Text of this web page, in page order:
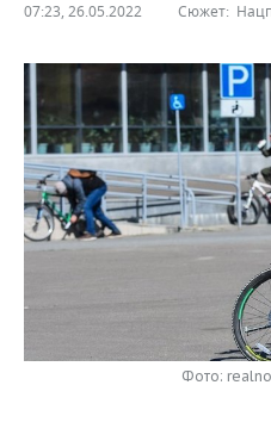
КОРОЛИ ГОСЗАКАЗА ПФО
ВУЗЫ ТАТАРСТАНА
КОМУ ПРИНАДЛЕЖАТ
ТОРГОВЫЕ ЦЕНТРЫ
ТАТАРСТАНА
ФИНАНСЫ
БАНКИ
БЮДЖЕТ
НОВОСТИ
ПРОМЫШЛЕННОСТИ
АГРОПРОМ
МАШИНОСТРОЕНИЕ
НЕДВИЖИМОСТЬ
НОВОСТИ
АВТО
НОВОСТИ АВТО
БИЗНЕС
РОЗНИЧНАЯ ТОРГОВЛЯ
НОВОСТИ ТЕХНОЛОГИЙ
НОВОСТИ МЕРОПРИЯТИЙ
07:23, 26.05.2022 Сюжет:
Фото: